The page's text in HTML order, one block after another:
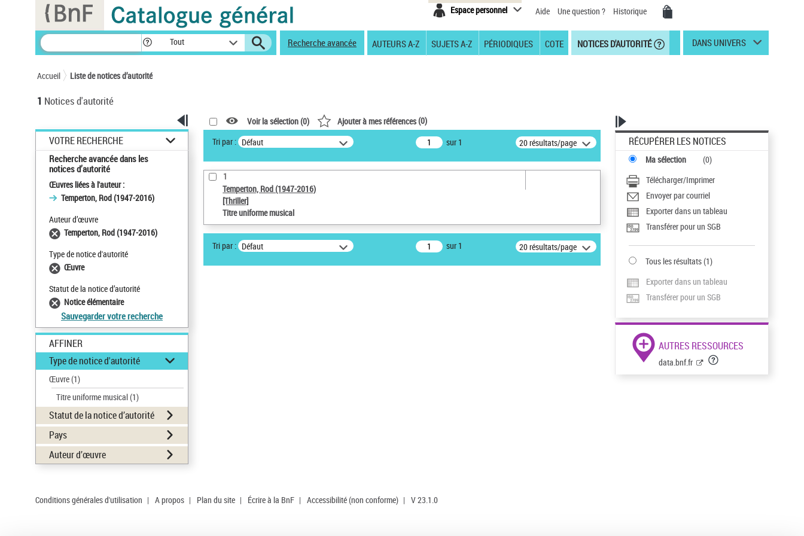
Espace personnel Aide Une question ? Historique
Tout Recherche avancée AUTEURS A-Z SUJETS A-Z PÉRIODIQUES COTE NOTICES D'AUTORITÉ DANS UNIVERS
Accueil Liste de notices d’autorité
1 Notices d'autorité
VOTRE RECHERCHE
Recherche avancée dans les
notices d’autorité
Œuvres liées à l'auteur :
Temperton, Rod (1947-2016)
Auteur d’œuvre
Temperton, Rod (1947-2016)
Type de notice d'autorité
Œuvre
Statut de la notice d’autorité
Notice élémentaire
Sauvegarder votre recherche
AFFINER
Type de notice d'autorité
Œuvre(1)
Titre uniforme musical(1)
Statut de la notice d’autorité
Pays
Auteur d’œuvre
Voir la sélection (0) Ajouter à mes références(0)
Tri par : Défaut sur 1 20 résultats/page
1
Temperton, Rod (1947-2016)
[Thriller]
Titre uniforme musical
Tri par : Défaut sur 1 20 résultats/page
RÉCUPÉRER LES NOTICES
Ma sélection (0)
Télécharger/Imprimer
Envoyer par courriel
Exporter dans un tableau
Transférer pour un SGB
Tous les résultats(1)
Exporter dans un tableau
Transférer pour un SGB
AUTRES RESSOURCES
data.bnf.fr
Conditions générales d'utilisation | A propos | Plan du site | Écrire à la BnF | Accessibilité (non conforme) | V 23.1.0
Panneau de gestion des cookies